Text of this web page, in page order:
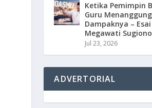
Ketika Pemimpin
Guru Menanggung
Dampaknya – Esai
Megawati
Jul 23, 2026
ADVERTORIAL